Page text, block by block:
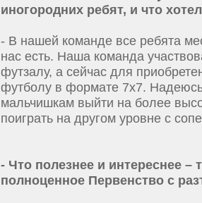
иногородних ребят, и что
- В нашей команде все ребята
нас есть. Наша команда
футзалу, а сейчас для
футболу в формате 7х7.
мальчишкам выйти на более
поиграть на другом уровне с
- Что полезнее и интереснее
полноценное Первенство с